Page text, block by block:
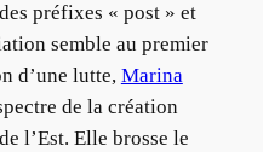
préfixes « post » et
semble au premier
d’une lutte, Marina
de la création
l’Est. Elle brosse le